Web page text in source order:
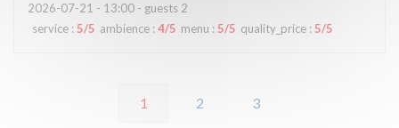
2026-07-21 - 13:00 - guests 2
service : 5/5 ambience : 4/5 menu : 5/5 quality_price : 5/5
1 2 3